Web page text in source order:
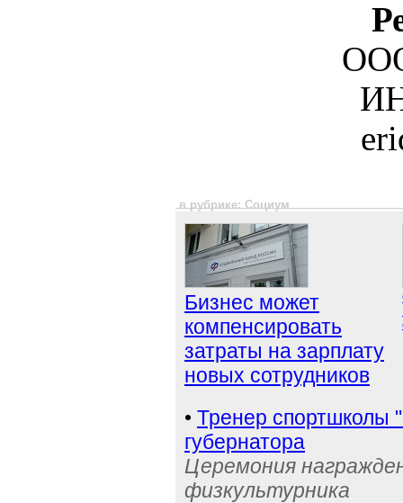
в рубрике: Социум
Бизнес может
компенсировать
затраты на зарплату
новых сотрудников
• Тренер спортшколы
губернатора
Церемония
физкультурника